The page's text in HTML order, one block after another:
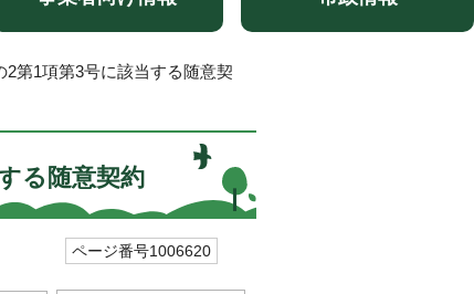
第1項第3号に該当する随意契
る随意契約
ページ番号1006620